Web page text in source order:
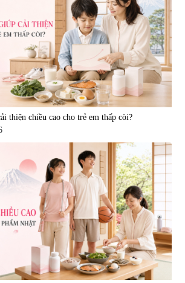
viên
|42.588
5.500.000 đ
đột quỵ,
thiện chiều cao cho trẻ em thấp còi?